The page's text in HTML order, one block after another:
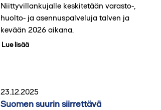
Niittyvillankujalle keskitetään varasto-,
huolto- ja asennuspalveluja talven ja
kevään 2026 aikana.
Lue lisää
23.12.2025
Suomen suurin siirrettävä